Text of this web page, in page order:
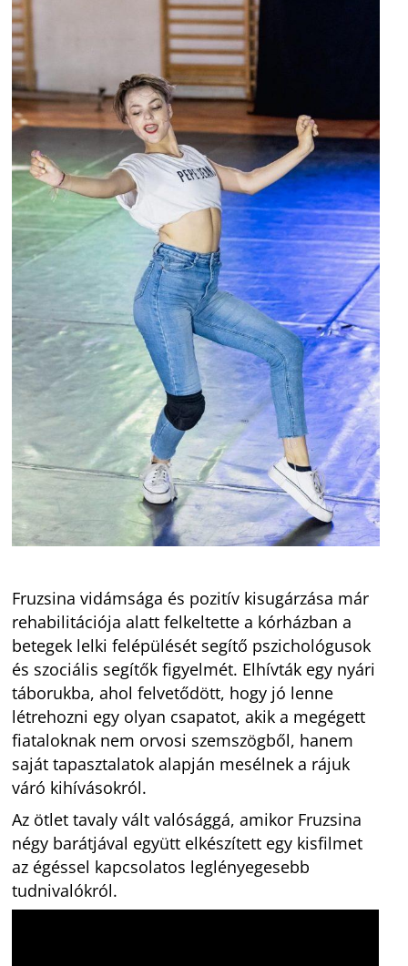
Fruzsina vidámsága és pozitív kisugárzása már
rehabilitációja alatt felkeltette a kórházban a
betegek lelki felépülését segítő pszichológusok
és szociális segítők figyelmét. Elhívták egy nyári
táborukba, ahol felvetődött, hogy jó lenne
létrehozni egy olyan csapatot, akik a megégett
fiataloknak nem orvosi szemszögből, hanem
saját tapasztalatok alapján mesélnek a rájuk
váró kihívásokról.
Az ötlet tavaly vált valósággá, amikor Fruzsina
négy barátjával együtt elkészített egy kisfilmet
az égéssel kapcsolatos leglényegesebb
tudnivalókról.